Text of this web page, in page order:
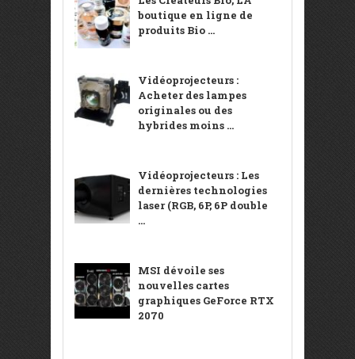
boutique en ligne de
produits Bio ...
Vidéoprojecteurs :
Acheter des lampes
originales ou des
hybrides moins ...
Vidéoprojecteurs : Les
dernières technologies
laser (RGB, 6P, 6P double
...
MSI dévoile ses
nouvelles cartes
graphiques GeForce RTX
2070